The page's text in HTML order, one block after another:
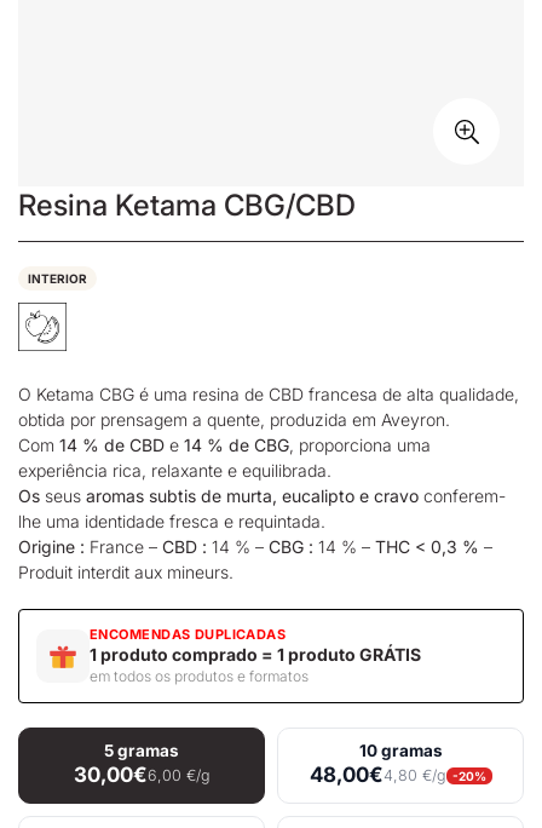
Resina Ketama CBG/CBD
INTERIOR
O Ketama CBG é uma resina de CBD francesa de alta qualidade,
obtida por prensagem a quente, produzida em Aveyron.
Com 14 % de CBD e 14 % de CBG, proporciona uma
experiência rica, relaxante e equilibrada.
Os seus aromas subtis de murta, eucalipto e cravo conferem-
lhe uma identidade fresca e requintada.
Origine : France – CBD : 14 % – CBG : 14 % – THC < 0,3 % –
Produit interdit aux mineurs.
ENCOMENDAS DUPLICADAS
1 produto comprado = 1 produto GRÁTIS
em todos os produtos e formatos
5 gramas
30,00€6,00 €/g
10 gramas
48,00€4,80 €/g -20%